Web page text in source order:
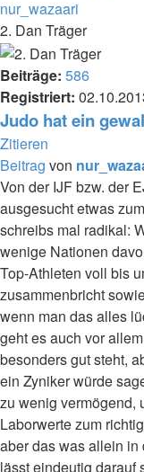
nur_wazaari
2. Dan Träger
Beiträge: 586
Registriert:
Judo hat ein
Zitieren
Beitrag von
Von der IJF bzw. der
ausgesucht etwas
schreibs mal radikal:
wenige Nationen
Top-Athleten voll bis
zusammenbricht
wenn man das alles
geht es auch vor
besonders gut steht,
ein Zyniker würde
zu wenig vermögend,
Laborwerte zum
aber das was allein in
lässt eindeutig darauf